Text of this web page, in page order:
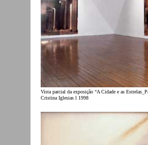
Vista parcial da exposição “A Cidade e as
Cristina Iglesias l 1998